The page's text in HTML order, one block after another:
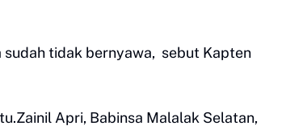
sudah tidak bernyawa, sebut Kapten
Apri, Babinsa Malalak Selatan,